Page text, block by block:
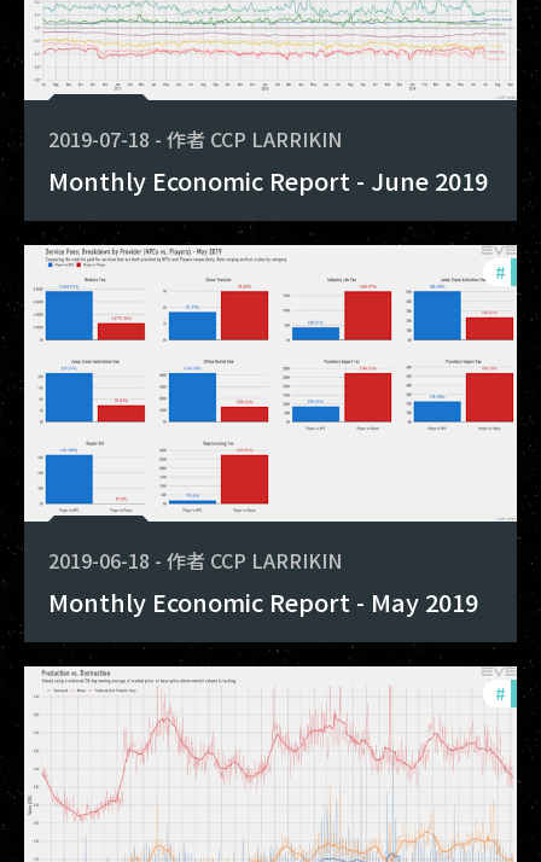
2019-07-18 - 作者 CCP LARRIKIN
Monthly Economic Report - June 2019
#
2019-06-18 - 作者 CCP LARRIKIN
Monthly Economic Report - May 2019
#